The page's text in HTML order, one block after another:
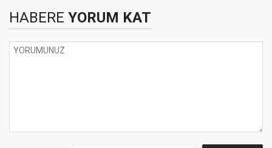
HABERE YORUM KAT